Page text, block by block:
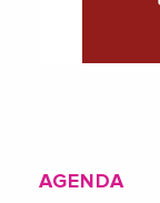
AGENDA